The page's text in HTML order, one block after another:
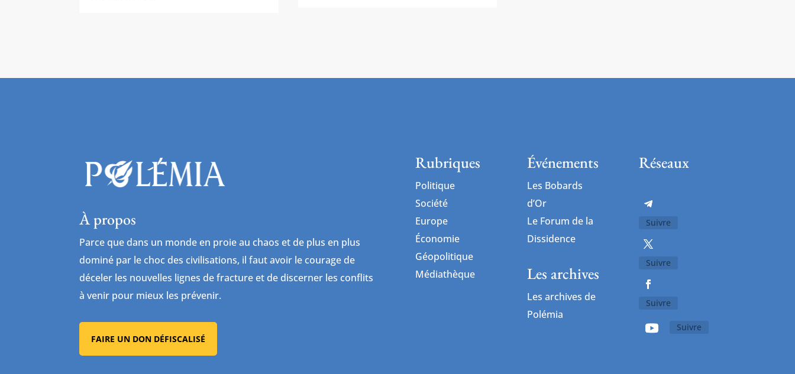
À propos
Parce que dans un monde en proie au chaos et de plus en plus
dominé par le choc des civilisations, il faut avoir le courage de
déceler les nouvelles lignes de fracture et de discerner les conflits
à venir pour mieux les prévenir.
FAIRE UN DON DÉFISCALISÉ
Rubriques
Politique
Société
Europe
Économie
Géopolitique
Médiathèque
Événements
Les Bobards
d’Or
Le Forum de la
Dissidence
Les archives
Les archives de
Polémia
Réseaux
Suivre
Suivre
Suivre
Suivre